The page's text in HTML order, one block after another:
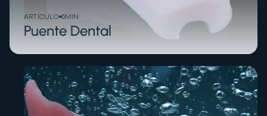
ARTÍCULO 6MIN
Puente Dental